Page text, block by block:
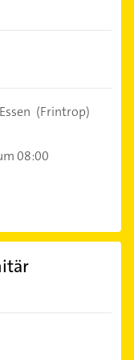
(Frintrop)
08:00